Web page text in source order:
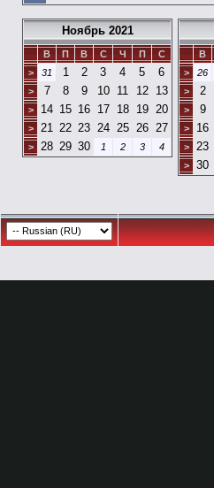
Ноябрь 2021
В П В С Ч П
С
>
31 1 2 3 4 5 6
> 7 8 9 10 11 12 13
> 14 15 16 17 18 19 20
> 21 22 23 24 25 26 27
> 28 29 30 1 2 3 4
В
>
26
> 2
> 9
> 16
> 23
> 30